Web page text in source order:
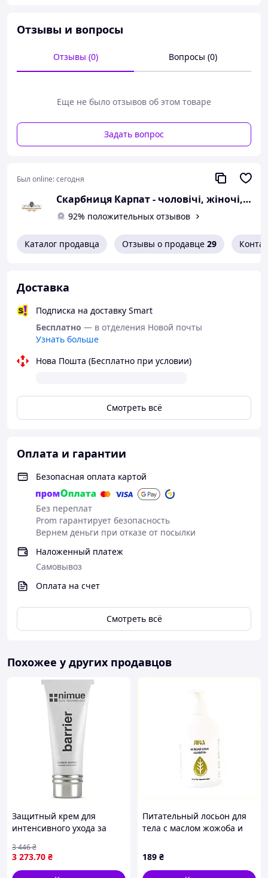
простуді, грипі. Виготовлена в домашніх умовах.
живокосту, живиця.
шаром (бажано на ніч).
Отзывы и вопросы
Отзывы (0) Вопросы (0)
Еще не было отзывов об этом товаре
Задать вопрос
Был online:сегодня
Скарбниця Карпат - чоловічі, жіночі, дитячі вишиванки, гердани, ручної роботи
92% положительных отзывов
Каталог продавца Отзывы о продавце 29
Доставка
Подписка на доставку Smart
Бесплатно — в отделения Новой почты
Узнать больше
Нова Пошта (Бесплатно при условии)
Смотреть всё
Оплата и гарантии
Безопасная оплата картой
Без переплат
Prom гарантирует безопасность
Вернем деньги при отказе от посылки
Наложенный платеж
Самовывоз
Оплата на счет
Смотреть всё
Похожее у других продавцов
Защитный крем для
интенсивного ухода за
Barrier Cream 100 мл
3 273.70 ₴
3 446₴
Питательный лосьон для
тела с маслом жожоба и
189 ₴